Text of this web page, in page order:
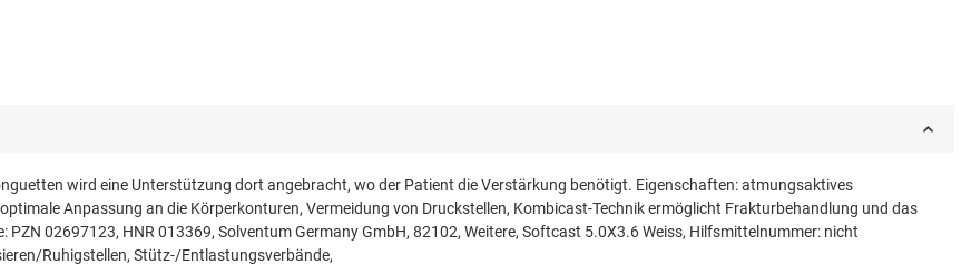
wird eine Unterstützung dort angebracht, wo der Patient die Verstärkung benötigt. Eigenschaften: atmungsaktives
Anpassung an die Körperkonturen, Vermeidung von Druckstellen, Kombicast-Technik ermöglicht Frakturbehandlung und das
PZN 02697123, HNR 013369, Solventum Germany GmbH, 82102, Weitere, Softcast 5.0X3.6 Weiss, Hilfsmittelnummer: nicht
Ruhigstellen, Stütz-/Entlastungsverbände,